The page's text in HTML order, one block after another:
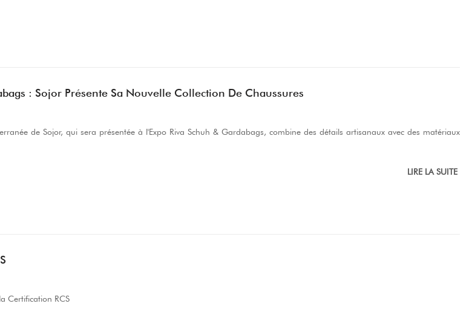
: Sojor Présente Sa Nouvelle Collection De Chaussures
de Sojor, qui sera présentée à l'Expo Riva Schuh & Gardabags, combine des détails artisanaux avec des matériaux
LIRE LA SUITE
Certification RCS